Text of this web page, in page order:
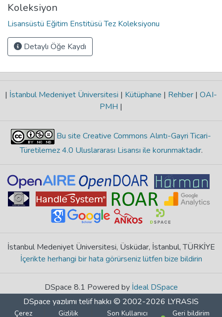
Koleksiyon
Lisansüstü Eğitim Enstitüsü Tez Koleksiyonu
Detaylı Öğe Kaydı
| İstanbul Medeniyet Üniversitesi | Kütüphane | Rehber | OAI-
PMH |
Bu site Creative Commons Alıntı-Gayri Ticari-
Türetilemez 4.0 Uluslararası Lisansı ile korunmaktadır.
İstanbul Medeniyet Üniversitesi, Üsküdar, İstanbul, TÜRKİYE
İçerikte herhangi bir hata görürseniz lütfen bize bildirin
DSpace 8.1 Powered by İdeal DSpace
DSpace yazılımı telif hakkı © 2002-2026 LYRASIS
Çerez Gizlilik Son Kullanıcı Geri bildirim